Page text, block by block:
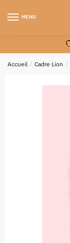
MENU
Accueil / Cadre Lion /